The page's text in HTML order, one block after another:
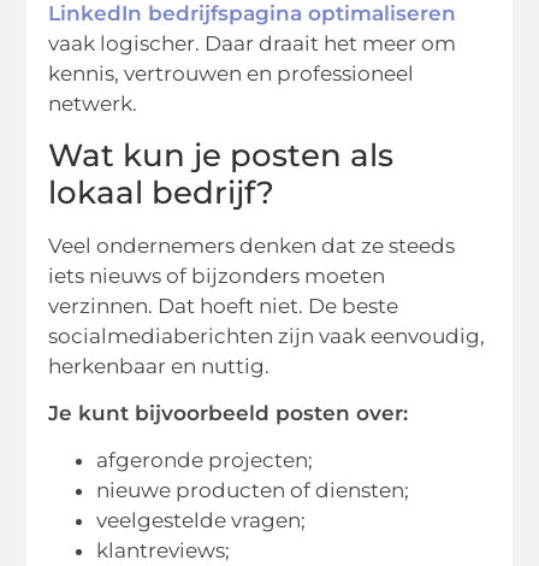
LinkedIn bedrijfspagina optimaliseren
vaak logischer. Daar draait het meer om
kennis, vertrouwen en professioneel
netwerk.
Wat kun je posten als
lokaal bedrijf?
Veel ondernemers denken dat ze steeds
iets nieuws of bijzonders moeten
verzinnen. Dat hoeft niet. De beste
socialmediaberichten zijn vaak eenvoudig,
herkenbaar en nuttig.
Je kunt bijvoorbeeld posten over:
afgeronde projecten;
nieuwe producten of diensten;
veelgestelde vragen;
klantreviews;